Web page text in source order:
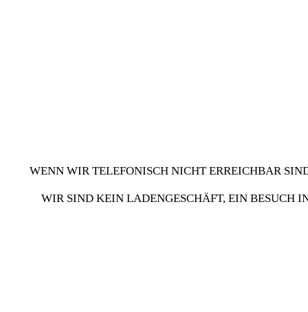
WENN WIR TELEFONISCH NICHT ERREICHBAR
WIR SIND KEIN LADENGESCHÄFT, EIN BESUCH